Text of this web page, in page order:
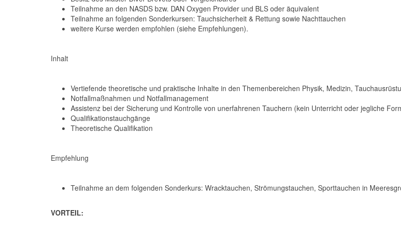
Teilnahme an den NASDS bzw. DAN Oxygen Provider und BLS oder äquivalent
Teilnahme an folgenden Sonderkursen: Tauchsicherheit & Rettung sowie Nachttauchen
weitere Kurse werden empfohlen (siehe Empfehlungen).
Inhalt
Vertiefende theoretische und praktische Inhalte in den Themenbereichen Physik, Medizin,
Notfallmaßnahmen und Notfallmanagement
Assistenz bei der Sicherung und Kontrolle von unerfahrenen Tauchern (kein Unterricht oder jegliche
Qualifikationstauchgänge
Theoretische Qualifikation
Empfehlung
Teilnahme an dem folgenden Sonderkurs: Wracktauchen, Strömungstauchen, Sporttauchen in
VORTEIL: